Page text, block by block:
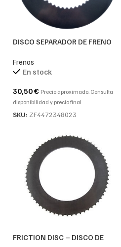
DISCO SEPARADOR DE FRENO
4472.384.023
Frenos
En stock
30,50€ Precio aproximado. Consulta
disponibilidad y precio final.
SKU: ZF4472348023
FRICTION DISC – DISCO DE